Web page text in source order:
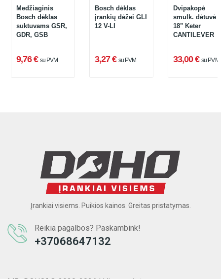
Medžiaginis
Bosch dėklas
suktuvams GSR,
GDR, GSB
9,76 € su PVM
Bosch dėklas
įrankių dėžei GLI
12 V-LI
3,27 € su PVM
Dvipakopė
smulk. dėtuvė
18" Keter
CANTILEVER
33,00 € su PVM
Įrankiai visiems. Puikios kainos. Greitas pristatymas.
Reikia pagalbos? Paskambink!
+37068647132